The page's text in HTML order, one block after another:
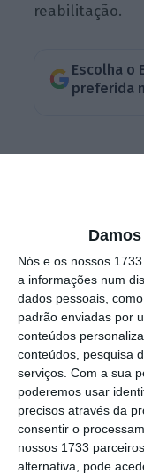
Nós e os nossos 1733
a informações num
dados pessoais,
padrão enviadas por
conteúdos
conteúdos, pesquisa
serviços. Com a sua
poderemos usar
precisos através da
consentir o
nossos 1733
alternativa, pode
reabilitação.
Escolha o
preferida
O número de
Autoridade
pretendem
avançado por
Finanças ao
câmaras
Almada.
“Foram
considerados
pretendida,